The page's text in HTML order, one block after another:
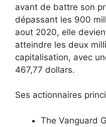
avant de battre son
dépassant les 900
aout 2020, elle
atteindre les deux
capitalisation, avec
467,77 dollars.
Ses actionnaires
The Vanguard